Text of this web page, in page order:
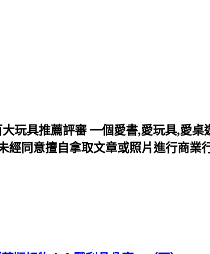
玩具推薦評審 一個愛書,愛玩具,愛
經同意擅自拿取文章或照片進行商業